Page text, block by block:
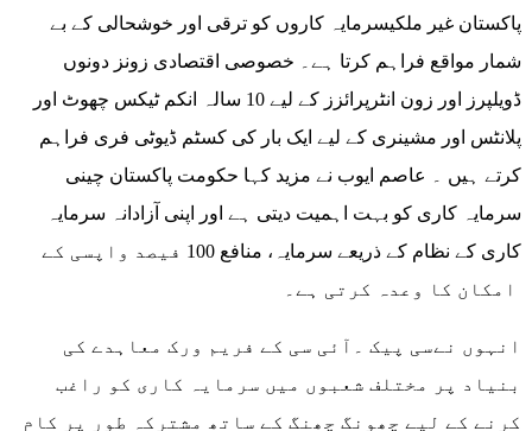
شمار مواقع فراہم کرتا ہے۔ خصوصی اقتصادی زونز دونوں
ڈویلپرز اور زون انٹرپرائزز کے لیے 10 سالہ انکم ٹیکس چھوٹ اور
پلانٹس اور مشینری کے لیے ایک بار کی کسٹم ڈیوٹی فری فراہم
کرتے ہیں ۔ عاصم ایوب نے مزید کہا حکومت پاکستان چینی
سرمایہ کاری کو بہت اہمیت دیتی ہے اور اپنی آزادانہ سرمایہ
کاری کے نظام کے ذریعے سرمایہ، منافع 100 فیصد واپسی کے
انہوں نےسی پیک ۔آئی سی کے فریم ورک معاہدے کی
بنیاد پر مختلف شعبوں میں سرمایہ کاری کو راغب
کرنے کے لیے چھونگ چھنگ کے ساتھ مشترکہ طور پر کام